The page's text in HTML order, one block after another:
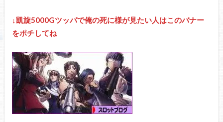
↓凱旋5000Gツッパで俺の死に様が見たい人はこのバナー
をポチしてね